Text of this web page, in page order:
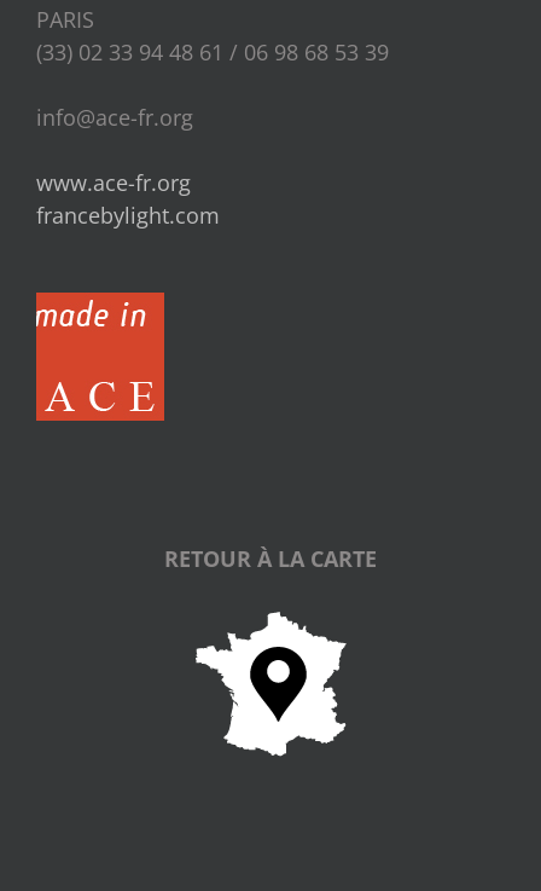
PARIS
(33) 02 33 94 48 61 / 06 98 68 53 39
info@ace-fr.org
www.ace-fr.org
francebylight.com
RETOUR À LA CARTE